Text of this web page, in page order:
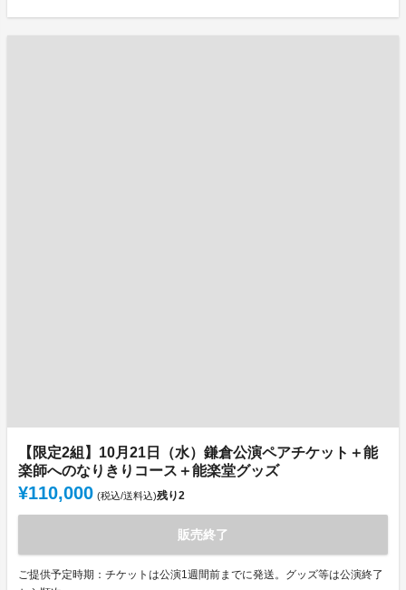
【限定2組】10月21日（水）鎌倉公演ペアチケット＋能
楽師へのなりきりコース＋能楽堂グッズ
¥110,000 (税込/送料込)残り2
販売終了
ご提供予定時期：チケットは公演1週間前までに発送。グッズ等は公演終了